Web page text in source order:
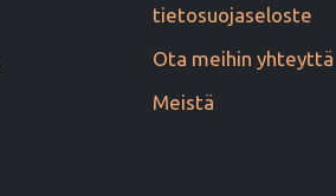
tietosuojaseloste
Ota meihin yhteyttä
Meistä